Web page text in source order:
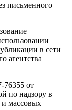
письменного
в сети
агентства
от
по надзору в
массовых